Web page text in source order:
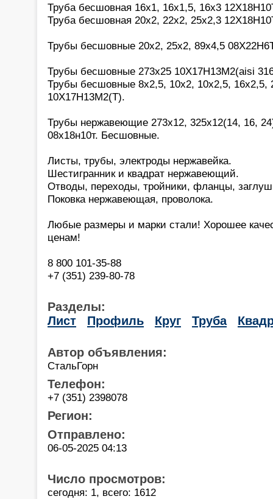
Труба бесшовная 16х1, 16х1,5, 16х3
Труба бесшовная 20х2, 22х2, 25х2,3
Трубы бесшовные 20х2, 25х2, 89х4,5
Трубы бесшовные 273х25 10Х17Н13М2(aisi
Трубы бесшовные 8х2,5, 10х2, 10х2,5, 16х2,5,
10Х17Н13М2(Т).
Трубы нержавеющие 273х12, 325х12(14, 16,
08х18н10т. Бесшовные.
Листы, трубы, электроды нержавейка.
Шестигранник и квадрат нержавеющий.
Отводы, переходы, тройники, фланцы,
Поковка нержавеющая, проволока.
Любые размеры и марки стали! Хорошее
ценам!
8 800 101-35-88
+7 (351) 239-80-78
Разделы:
Лист
Профиль Круг Труба
Автор объявления:
СтальГорн
Телефон:
+7 (351) 2398078
Регион:
Отправлено:
06-05-2025 04:13
Число просмотров:
сегодня: 1, всего: 1612